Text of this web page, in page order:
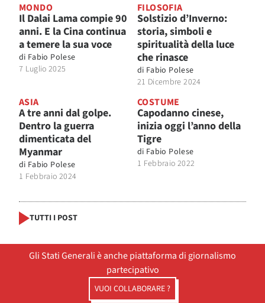
MONDO
Il Dalai Lama compie 90
anni. E la Cina continua
a temere la sua voce
di Fabio Polese
7 Luglio 2025
FILOSOFIA
Solstizio d’Inverno:
storia, simboli e
spiritualità della luce
che rinasce
di Fabio Polese
21 Dicembre 2024
ASIA
A tre anni dal golpe.
Dentro la guerra
dimenticata del
Myanmar
di Fabio Polese
1 Febbraio 2024
COSTUME
Capodanno cinese,
inizia oggi l’anno della
Tigre
di Fabio Polese
1 Febbraio 2022
TUTTI I POST
Gli Stati Generali è anche piattaforma di giornalismo
partecipativo
VUOI COLLABORARE ?